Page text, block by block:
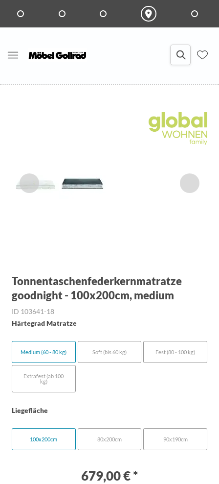
Tonnentaschenfederkernmatratze
goodnight - 100x200cm, medium
ID 103641-18
Härtegrad Matratze
Medium (60 - 80 kg) Soft (bis 60 kg) Fest (80 - 100 kg)
Extrafest (ab 100
kg)
Liegefläche
100x200cm 80x200cm 90x190cm
679,00 € *